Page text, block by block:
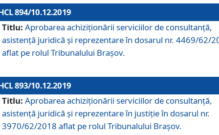
894/10.12.2019
Titlu: Aprobarea achiziţionării serviciilor de consultanţă,
asistenţă juridică şi reprezentare în dosarul nr. 4469/62/
aflat pe rolul Tribunalului Braşov.
893/10.12.2019
Titlu: Aprobarea achiziţionării serviciilor de consultanţă,
asistenţă juridică şi reprezentare în justiţie în dosarul nr.
3970/62/2018 aflat pe rolul Tribunalului Braşov.